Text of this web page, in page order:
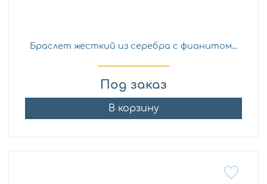
Браслет жесткий из серебра с фианитом...
Под заказ
В корзину